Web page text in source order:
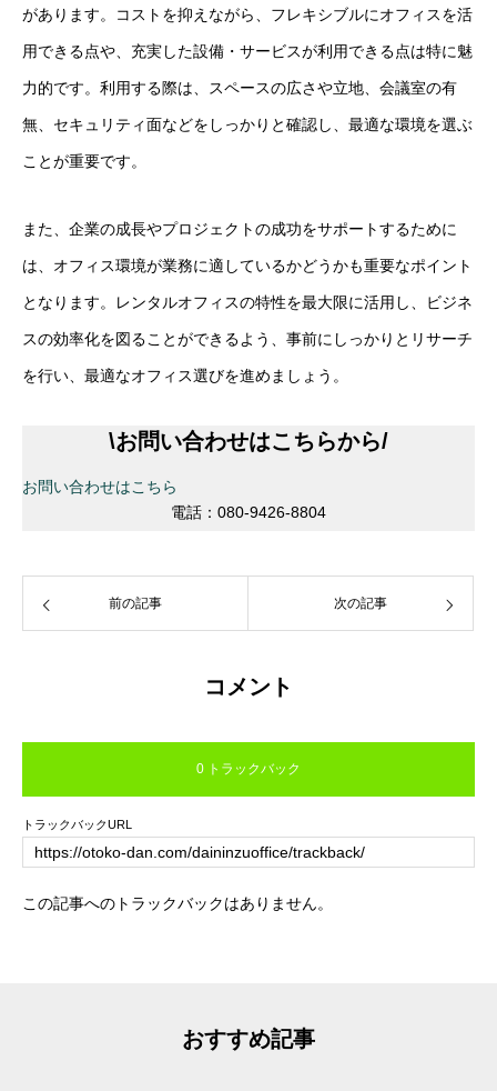
があります。コストを抑えながら、フレキシブルにオフィスを活
用できる点や、充実した設備・サービスが利用できる点は特に魅
力的です。利用する際は、スペースの広さや立地、会議室の有
無、セキュリティ面などをしっかりと確認し、最適な環境を選ぶ
ことが重要です。
また、企業の成長やプロジェクトの成功をサポートするために
は、オフィス環境が業務に適しているかどうかも重要なポイント
となります。レンタルオフィスの特性を最大限に活用し、ビジネ
スの効率化を図ることができるよう、事前にしっかりとリサーチ
を行い、最適なオフィス選びを進めましょう。
\お問い合わせはこちらから/
お問い合わせはこちら
電話：080-9426-8804
前の記事 次の記事
コメント
0 トラックバック
トラックバックURL
この記事へのトラックバックはありません。
おすすめ記事